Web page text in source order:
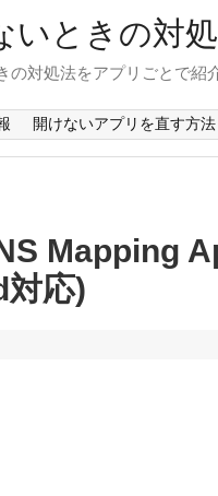
いときの対
対処法をアプリごとで紹
開けないアプリを直す方法
Mapping
応)